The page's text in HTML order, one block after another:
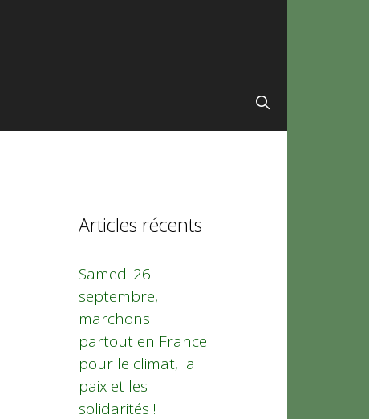
Articles récents
Samedi 26
septembre,
marchons
partout en France
pour le climat, la
paix et les
solidarités !